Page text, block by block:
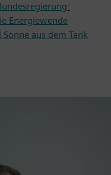
Energiewende
aus dem Tank